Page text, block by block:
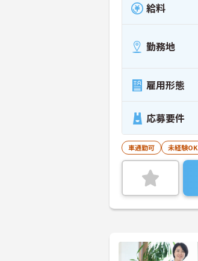
給料
勤務地
雇用形態
応募要件
車通勤可 未経験OK